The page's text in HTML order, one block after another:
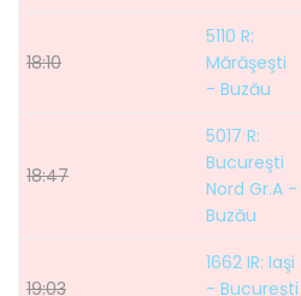
18:10
5110 R:
Mărăşeşti
- Buzău
18:47
5017 R:
Bucureşti
Nord Gr.A -
Buzău
19:03
1662 IR: Iaşi
- Bucureşti